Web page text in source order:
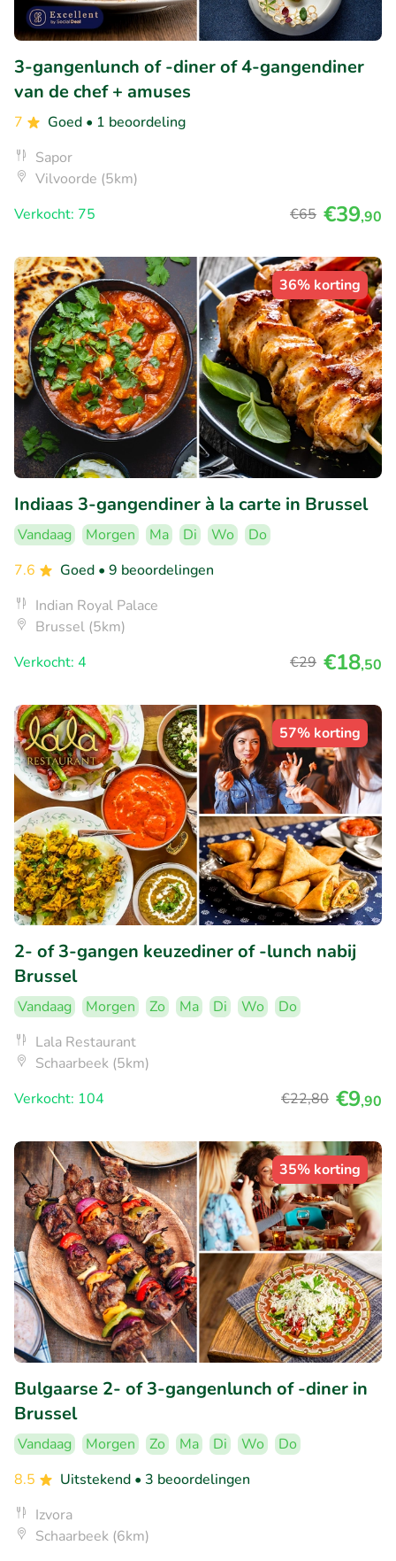
3-gangenlunch of -diner of 4-gangendiner
van de chef + amuses
7 Goed • 1 beoordeling
Sapor
Vilvoorde (5km)
Verkocht: 75
€65 €39,90
36% korting
Indiaas 3-gangendiner à la carte in Brussel
Vandaag Morgen Ma Di Wo
Do
7.6
Goed • 9 beoordelingen
Indian Royal Palace
Brussel (5km)
Verkocht: 4
€29 €18,50
57% korting
2- of 3-gangen keuzediner of -lunch nabij
Brussel
Vandaag Morgen Zo Ma Di Wo
Do
Lala Restaurant
Schaarbeek (5km)
Verkocht: 104
€22,80 €9,90
35% korting
Bulgaarse 2- of 3-gangenlunch of -diner in
Brussel
Vandaag Morgen Zo Ma Di Wo
Do
8.5
Uitstekend • 3 beoordelingen
Izvora
Schaarbeek (6km)